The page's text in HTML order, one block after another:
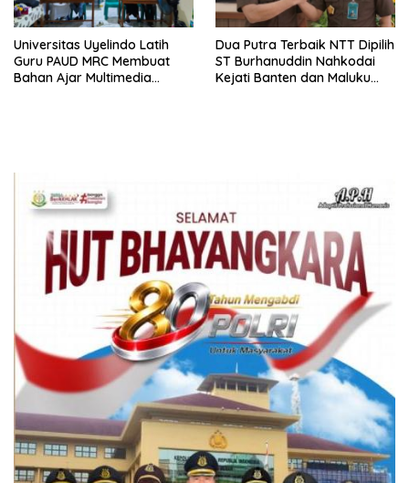
Universitas Uyelindo Latih
Guru PAUD MRC Membuat
Bahan Ajar Multimedia
Dua Putra Terbaik NTT Dipilih
ST Burhanuddin Nahkodai
Kejati Banten dan Maluku